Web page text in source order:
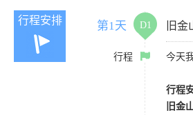
行程安排 第1天 D1 旧
行程 今天
行程
旧金